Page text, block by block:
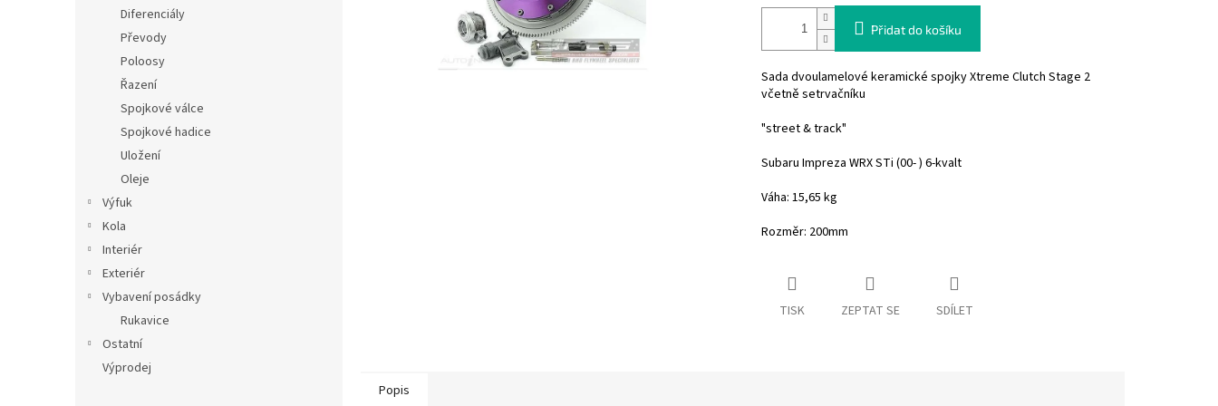
Diferenciály
Převody
Poloosy
Řazení
Spojkové válce
Spojkové hadice
Uložení
Oleje
Výfuk
Kola
Interiér
Exteriér
Vybavení posádky
Rukavice
Ostatní
Výprodej
Přidat do košíku
Sada dvoulamelové keramické spojky Xtreme Clutch Stage 2
včetně setrvačníku
"street & track"
Subaru Impreza WRX STi (00- ) 6-kvalt
Váha: 15,65 kg
Rozměr: 200mm
TISK ZEPTAT SE SDÍLET
Popis